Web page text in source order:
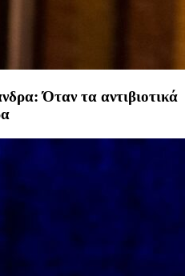
Όταν τα αντιβιοτικά